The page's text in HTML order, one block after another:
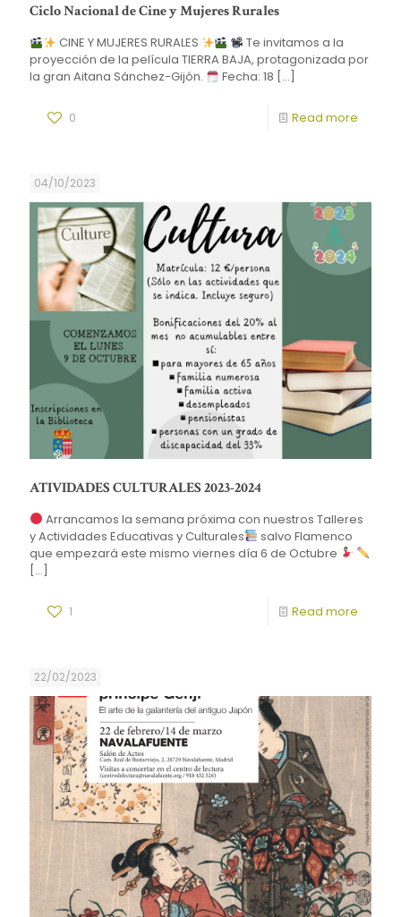
Ciclo Nacional de Cine y Mujeres Rurales
CINE Y MUJERES RURALES
Te invitamos a la
proyección de la película TIERRA BAJA, protagonizada por
la gran Aitana Sánchez-Gijón.
Fecha: 18 […]
0 Read more
04/10/2023
ATIVIDADES CULTURALES 2023-2024
Arrancamos la semana próxima con nuestros Talleres
y Actividades Educativas y Culturales
salvo Flamenco
que empezará este mismo viernes día 6 de Octubre
[…]
1 Read more
22/02/2023